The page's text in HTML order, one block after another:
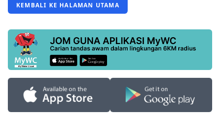
KEMBALI KE HALAMAN UTAMA